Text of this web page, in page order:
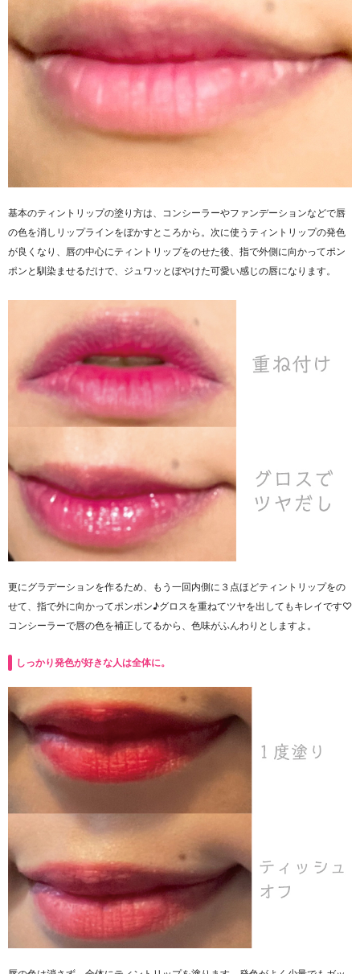
基本のティントリップの塗り方は、コンシーラーやファンデーションなどで唇
の色を消しリップラインをぼかすところから。次に使うティントリップの発色
が良くなり、唇の中心にティントリップをのせた後、指で外側に向かってポン
ポンと馴染ませるだけで、ジュワッとぼやけた可愛い感じの唇になります。
更にグラデーションを作るため、もう一回内側に３点ほどティントリップをの
せて、指で外に向かってポンポン♪グロスを重ねてツヤを出してもキレイです♡
コンシーラーで唇の色を補正してるから、色味がふんわりとしますよ。
しっかり発色が好きな人は全体に。